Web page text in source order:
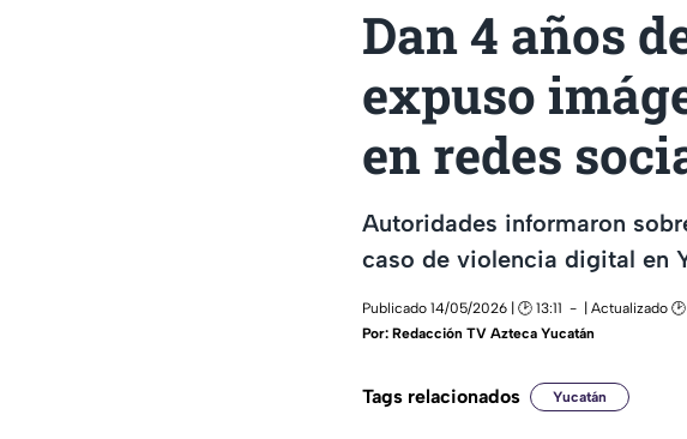
Dan 4 años
expuso
en redes
Autoridades informaron
caso de violencia digital en
Publicado 14/05/2026 | 🕑 13:11
| Actualizado 🕑
Por: Redacción TV Azteca Yucatán
Tags relacionados Yucatán